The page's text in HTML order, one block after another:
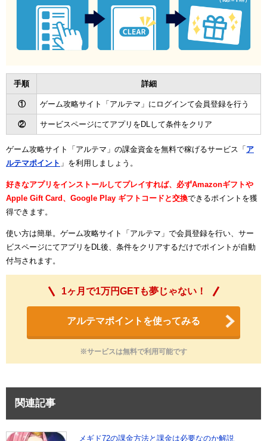
手順 詳細
① ゲーム攻略サイト「アルテマ」にログインて会員登録を行う
② サービスページにてアプリをDLして条件をクリア
ゲーム攻略サイト「アルテマ」の課金資金を無料で稼げるサービス「 ア
ルテマポイント 」を利用しましょう。
好きなアプリをインストールしてプレイすれば、必ずAmazonギフトや
Apple Gift Card、Google Play ギフトコードと交換できるポイントを獲
得できます。
使い方は簡単。ゲーム攻略サイト「アルテマ」で会員登録を行い、サー
ビスページにてアプリをDL後、条件をクリアするだけでポイントが自動
付与されます。
1ヶ月で1万円GETも夢じゃない！
アルテマポイントを使ってみる
※サービスは無料で利用可能です
関連記事
メギド72の課金方法と課金は必要なのか解説